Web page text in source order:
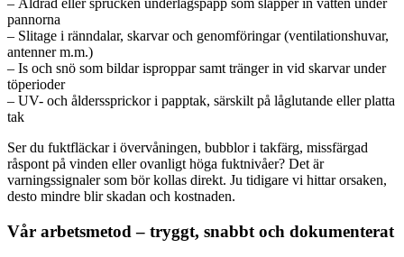
– Åldrad eller sprucken underlagspapp som släpper in vatten under
pannorna
– Slitage i ränndalar, skarvar och genomföringar (ventilationshuvar,
antenner m.m.)
– Is och snö som bildar isproppar samt tränger in vid skarvar under
töperioder
– UV- och ålderssprickor i papptak, särskilt på låglutande eller platta
tak
Ser du fuktfläckar i övervåningen, bubblor i takfärg, missfärgad
råspont på vinden eller ovanligt höga fuktnivåer? Det är
varningssignaler som bör kollas direkt. Ju tidigare vi hittar orsaken,
desto mindre blir skadan och kostnaden.
Vår arbetsmetod – tryggt, snabbt och dokumenterat